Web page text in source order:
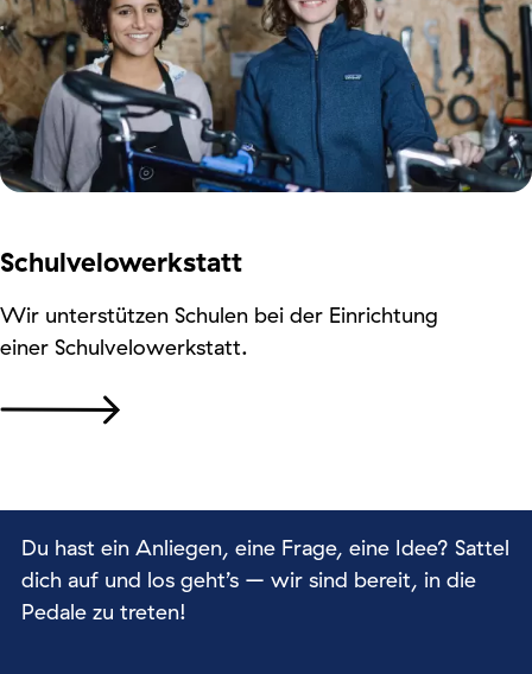
Schulvelowerkstatt
Wir unterstützen Schulen bei der Einrichtung
einer Schulvelowerkstatt.
Du hast ein Anliegen, eine Frage, eine Idee? Sattel
dich auf und los geht’s – wir sind bereit, in die
Pedale zu treten!